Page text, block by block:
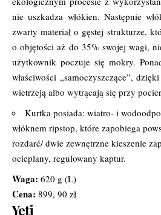
nie uszkadza włókien. Następnie
zwarty materiał o gęstej strukturze,
o objętości aż do 35% swojej wagi,
użytkownik poczuje się mokry.
właściwości „samoczyszczące”,
wietrzeją albo wytrącają się przy
Kurtka posiada: wiatro- i
włóknem ripstop, które zapobiega
rozdarć/ dwie zewnętrzne kieszenie
ocieplany, regulowany kaptur.
Waga: 620 g (L)
Cena: 899, 90 zł
Yeti